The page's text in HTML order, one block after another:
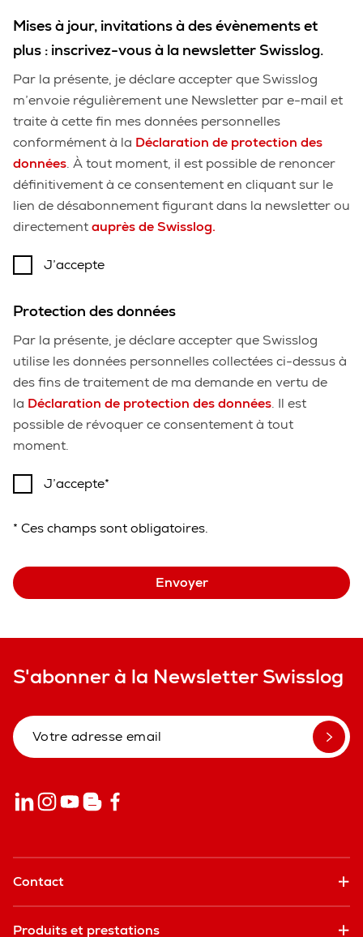
Mises à jour, invitations à des évènements et
plus : inscrivez-vous à la newsletter Swisslog.
Par la présente, je déclare accepter que Swisslog
m’envoie régulièrement une Newsletter par e-mail et
traite à cette fin mes données personnelles
conformément à la Déclaration de protection des
données. À tout moment, il est possible de renoncer
définitivement à ce consentement en cliquant sur le
lien de désabonnement figurant dans la newsletter ou
directementauprès de Swisslog.
J’accepte
Protection des données
Par la présente, je déclare accepter que Swisslog
utilise les données personnelles collectées ci-dessus à
des fins de traitement de ma demande en vertu de
la Déclaration de protection des données. Il est
possible de révoquer ce consentement à tout
moment.
J’accepte
* Ces champs sont obligatoires.
Envoyer
S'abonner à la Newsletter Swisslog
Contact
Produits et prestations